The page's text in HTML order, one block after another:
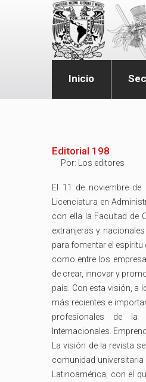
Inicio
Editorial 198
Por: Los editores
El 11 de noviembre
Licenciatura en
con ella la Facultad de
extranjeras y
para fomentar el espíritu
como entre los
de crear, innovar y
país. Con esta visión, a
más recientes e
profesionales de la
Internacionales.
La visión de la revista
comunidad
Latinoamérica, con el